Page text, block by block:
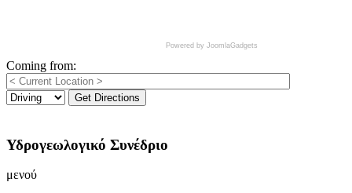
Powered by JoomlaGadgets
Coming from:
Get Directions
Υδρογεωλογικό Συνέδριο
μενού